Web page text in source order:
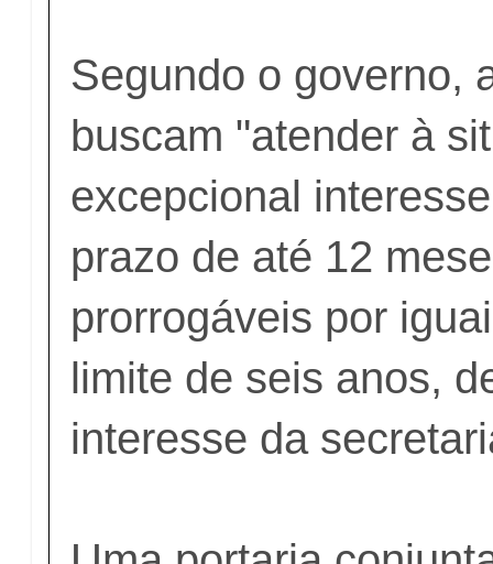
Segundo o governo,
buscam "atender à
excepcional
prazo de até 12
prorrogáveis por
limite de seis anos,
interesse da